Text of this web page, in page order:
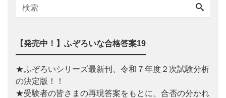
【発売中！】ふぞろいな合格答案19
★ふぞろいシリーズ最新刊、令和７年度２次試験分析
の決定版！！
★受験者の皆さまの再現答案をもとに、合否の分かれ